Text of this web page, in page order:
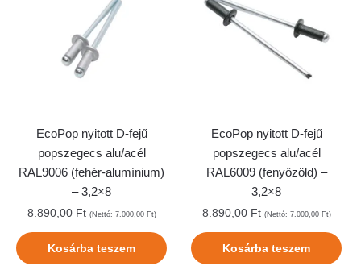
EcoPop nyitott D-fejű
popszegecs alu/acél
RAL9006 (fehér-alumínium)
– 3,2×8
8.890,00 Ft (Nettó: 7.000,00 Ft)
Kosárba teszem
EcoPop nyitott D-fejű
popszegecs alu/acél
RAL6009 (fenyőzöld) –
3,2×8
8.890,00 Ft (Nettó: 7.000,00 Ft)
Kosárba teszem